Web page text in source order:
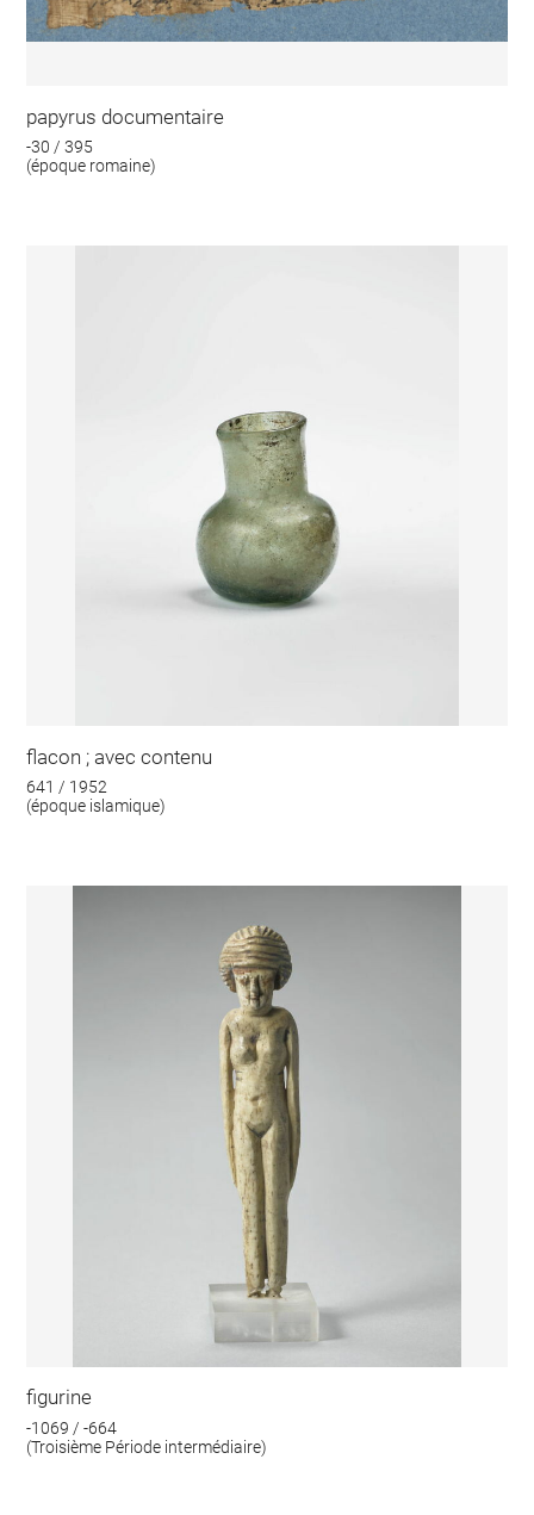
papyrus documentaire
-30 / 395
(époque romaine)
flacon ; avec contenu
641 / 1952
(époque islamique)
figurine
-1069 / -664
(Troisième Période intermédiaire)